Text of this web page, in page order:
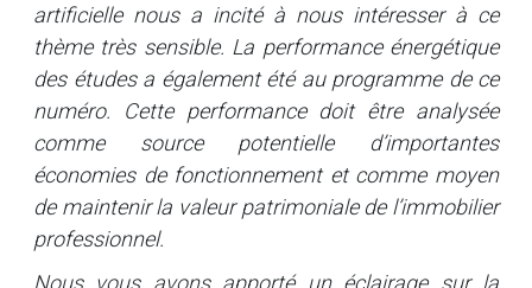
artificielle nous a incité à nous intéresser à ce
thème très sensible. La performance énergétique
des études a également été au programme de ce
numéro. Cette performance doit être analysée
comme source potentielle d’importantes
économies de fonctionnement et comme moyen
de maintenir la valeur patrimoniale de l’immobilier
professionnel.
Nous vous avons apporté un éclairage sur la